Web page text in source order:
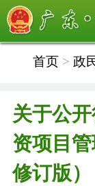
首页> 政
关于公
资项目
修订版